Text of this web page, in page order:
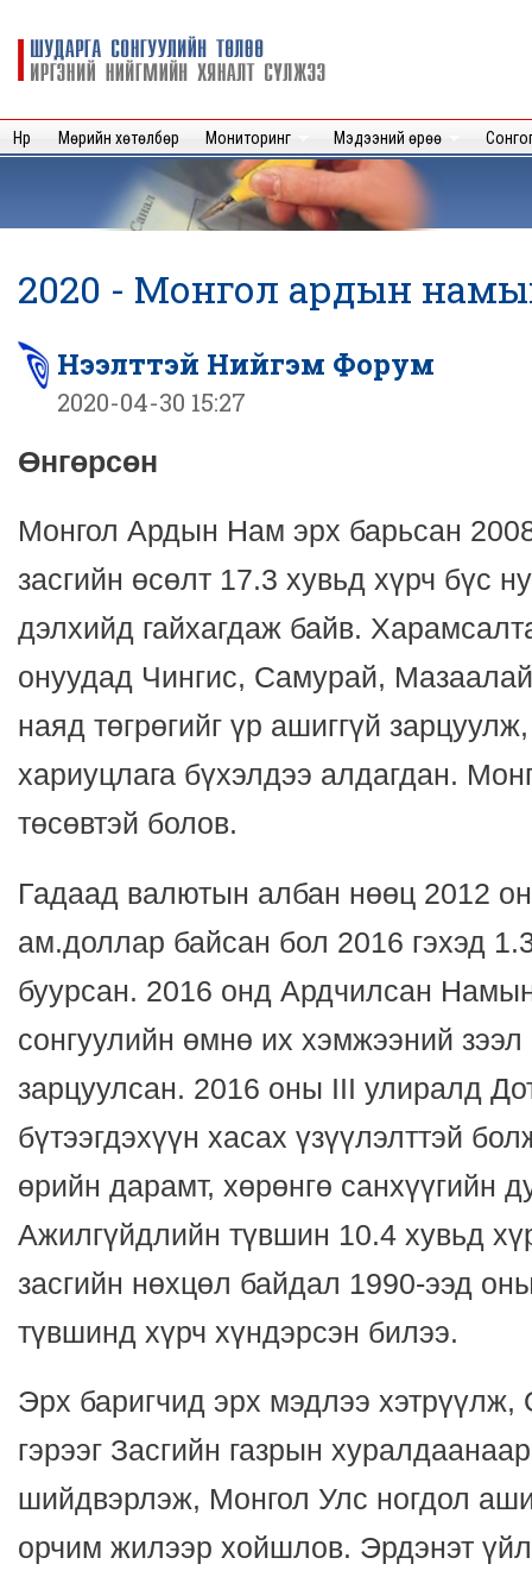
Шударга
сонгуулийн
нийгмийн
хяналт
Нүүр Мөрийн хөтөлбөр Мониторинг Мэдээний өрөө
2020 - Монгол ардын намын
Нээлттэй Нийгэм Форум
2020-04-30 15:27
Өнгөрсөн
Монгол Ардын Нам эрх барьсан
засгийн өсөлт 17.3 хувьд хүрч бүс
дэлхийд гайхагдаж байв.
онуудад Чингис, Самурай,
наяд төгрөгийг үр ашиггүй
хариуцлага бүхэлдээ алдагдан.
төсөвтэй болов.
Гадаад валютын албан нөөц 2012
ам.доллар байсан бол 2016 гэхэд
буурсан. 2016 онд Ардчилсан
сонгуулийн өмнө их хэмжээний зээл
зарцуулсан. 2016 оны III улиралд
бүтээгдэхүүн хасах үзүүлэлттэй
өрийн дарамт, хөрөнгө санхүүгийн
Ажилгүйдлийн түвшин 10.4 хувьд
засгийн нөхцөл байдал 1990-ээд
түвшинд хүрч хүндэрсэн билээ.
Эрх баригчид эрх мэдлээ
гэрээг Засгийн газрын
шийдвэрлэж, Монгол Улс ногдол
орчим жилээр хойшлов. Эрдэнэт